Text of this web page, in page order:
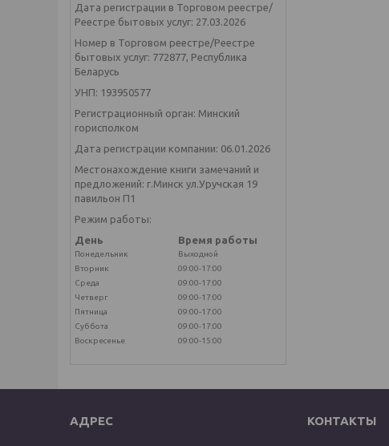
Дата регистрации в Торговом реестре/
Реестре бытовых услуг: 27.03.2026
Номер в Торговом реестре/Реестре
бытовых услуг: 772877, Республика
Беларусь
УНП: 193950577
Регистрационный орган: Минский
горисполком
Дата регистрации компании: 06.01.2026
Местонахождение книги замечаний и
предложений: г.Минск ул.Уручская 19
павильон П1
Режим работы:
День
Время работы
Понедельник
Выходной
Вторник
09:00-17:00
Среда
09:00-17:00
Четверг
09:00-17:00
Пятница
09:00-17:00
Суббота
09:00-17:00
Воскресенье
09:00-15:00